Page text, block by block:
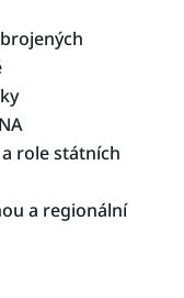
role státních
a regionální